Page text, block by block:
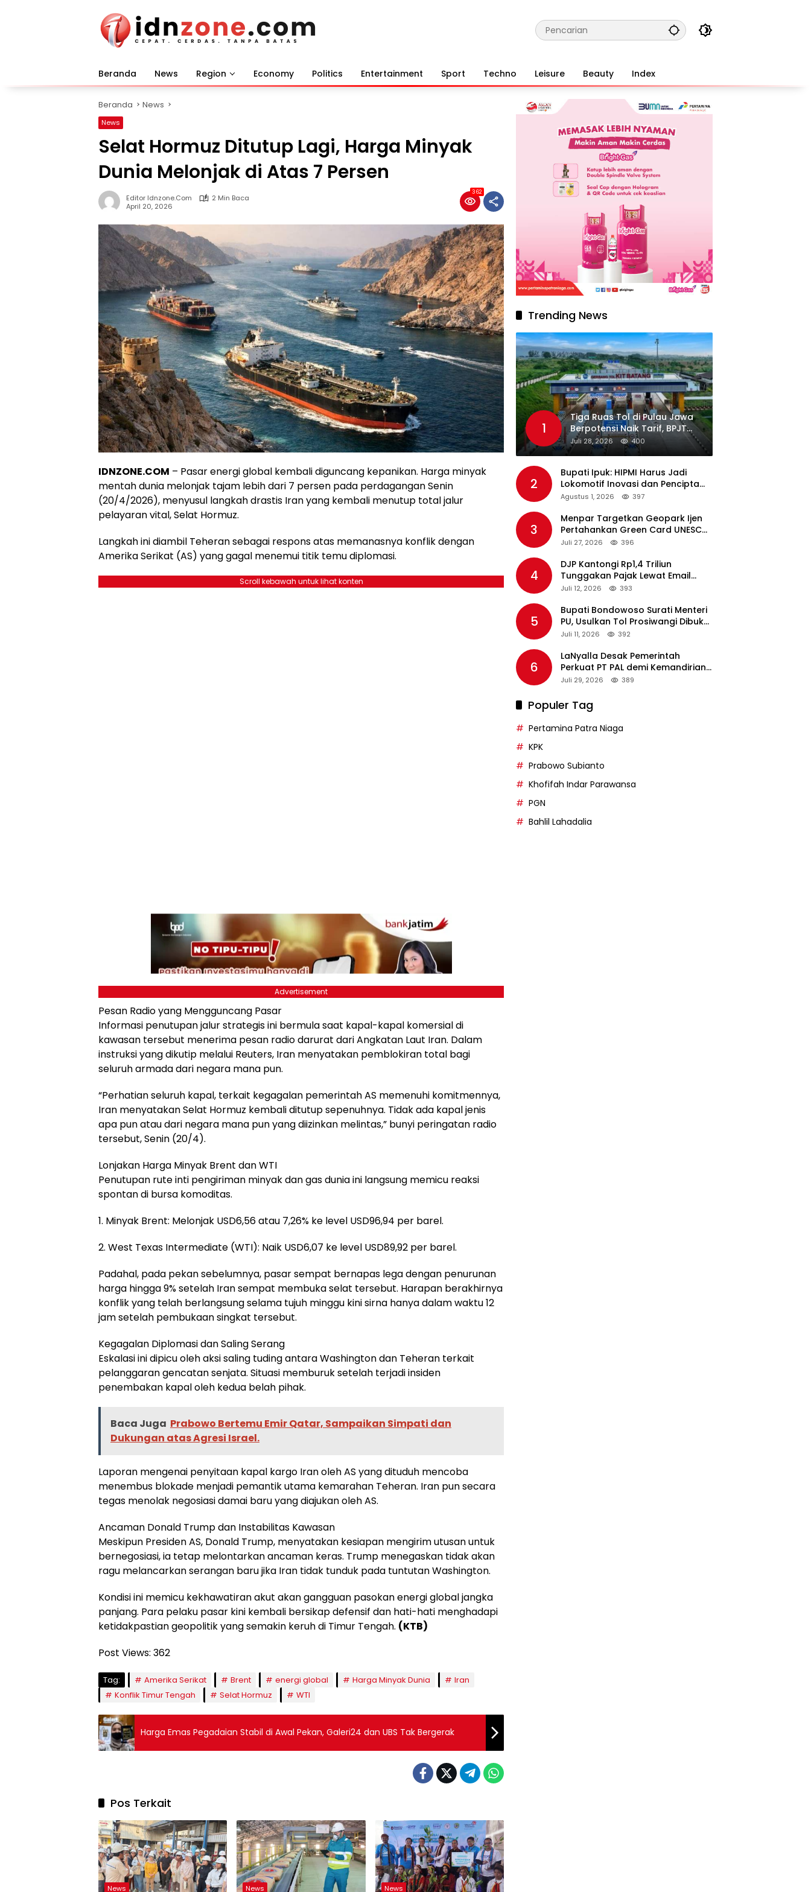
Beranda News Region Economy Politics Entertainment Sport Techno Leisure Beauty Index
Beranda News
News
Selat Hormuz Ditutup Lagi, Harga Minyak
Dunia Melonjak di Atas 7 Persen
Editor Idnzone.com
2 Min Baca
April 20, 2026
362
IDNZONE.COM – Pasar energi global kembali diguncang kepanikan. Harga minyak
mentah dunia melonjak tajam lebih dari 7 persen pada perdagangan Senin
(20/4/2026), menyusul langkah drastis Iran yang kembali menutup total jalur
pelayaran vital, Selat Hormuz.
Langkah ini diambil Teheran sebagai respons atas memanasnya konflik dengan
Amerika Serikat (AS) yang gagal menemui titik temu diplomasi.
Scroll kebawah untuk lihat konten
Advertisement
Pesan Radio yang Mengguncang Pasar
Informasi penutupan jalur strategis ini bermula saat kapal-kapal komersial di
kawasan tersebut menerima pesan radio darurat dari Angkatan Laut Iran. Dalam
instruksi yang dikutip melalui Reuters, Iran menyatakan pemblokiran total bagi
seluruh armada dari negara mana pun.
“Perhatian seluruh kapal, terkait kegagalan pemerintah AS memenuhi komitmennya,
Iran menyatakan Selat Hormuz kembali ditutup sepenuhnya. Tidak ada kapal jenis
apa pun atau dari negara mana pun yang diizinkan melintas,” bunyi peringatan radio
tersebut, Senin (20/4).
Lonjakan Harga Minyak Brent dan WTI
Penutupan rute inti pengiriman minyak dan gas dunia ini langsung memicu reaksi
spontan di bursa komoditas.
1. Minyak Brent: Melonjak USD6,56 atau 7,26% ke level USD96,94 per barel.
2. West Texas Intermediate (WTI): Naik USD6,07 ke level USD89,92 per barel.
Padahal, pada pekan sebelumnya, pasar sempat bernapas lega dengan penurunan
harga hingga 9% setelah Iran sempat membuka selat tersebut. Harapan berakhirnya
konflik yang telah berlangsung selama tujuh minggu kini sirna hanya dalam waktu 12
jam setelah pembukaan singkat tersebut.
Kegagalan Diplomasi dan Saling Serang
Eskalasi ini dipicu oleh aksi saling tuding antara Washington dan Teheran terkait
pelanggaran gencatan senjata. Situasi memburuk setelah terjadi insiden
penembakan kapal oleh kedua belah pihak.
Baca Juga Prabowo Bertemu Emir Qatar, Sampaikan Simpati dan
Dukungan atas Agresi Israel.
Laporan mengenai penyitaan kapal kargo Iran oleh AS yang dituduh mencoba
menembus blokade menjadi pemantik utama kemarahan Teheran. Iran pun secara
tegas menolak negosiasi damai baru yang diajukan oleh AS.
Ancaman Donald Trump dan Instabilitas Kawasan
Meskipun Presiden AS, Donald Trump, menyatakan kesiapan mengirim utusan untuk
bernegosiasi, ia tetap melontarkan ancaman keras. Trump menegaskan tidak akan
ragu melancarkan serangan baru jika Iran tidak tunduk pada tuntutan Washington.
Kondisi ini memicu kekhawatiran akut akan gangguan pasokan energi global jangka
panjang. Para pelaku pasar kini kembali bersikap defensif dan hati-hati menghadapi
ketidakpastian geopolitik yang semakin keruh di Timur Tengah. (KTB)
Post Views: 362
Tag: Amerika Serikat Brent energi global Harga Minyak Dunia
Iran
Konflik Timur Tengah
Selat Hormuz WTI
Harga Emas Pegadaian Stabil di Awal Pekan, Galeri24 dan UBS Tak Bergerak
Pos Terkait
News News News
Trending News
1
Tiga Ruas Tol di Pulau Jawa
Berpotensi Naik Tarif, BPJT
Tunggu Hasil Evaluasi
Standar Pelayanan
Juli 28, 2026 400
2
Bupati Ipuk: HIPMI Harus Jadi
Lokomotif Inovasi dan Pencipta
Lapangan Kerja
Agustus 1, 2026 397
3
Menpar Targetkan Geopark Ijen
Pertahankan Green Card UNESCO
pada Revalidasi Agustus 2026
Juli 27, 2026 396
4
DJP Kantongi Rp1,4 Triliun
Tunggakan Pajak Lewat Email
Pengingat, Total Piutang Masih
Juli 12, 2026 393
5
Bupati Bondowoso Surati Menteri
PU, Usulkan Tol Prosiwangi Dibuka
Sementara
Juli 11, 2026 392
6
LaNyalla Desak Pemerintah
Perkuat PT PAL demi Kemandirian
Industri Pertahanan Maritim
Juli 29, 2026 389
Populer Tag
Pertamina Patra Niaga
KPK
Prabowo Subianto
Khofifah Indar Parawansa
PGN
Bahlil Lahadalia